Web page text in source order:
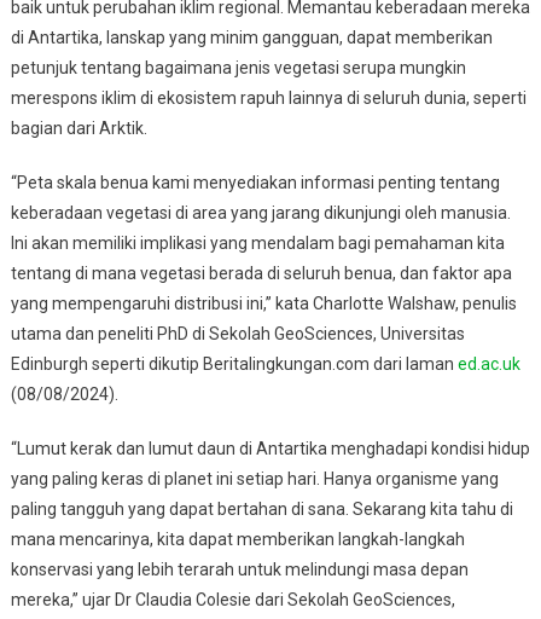
baik untuk perubahan iklim regional. Memantau keberadaan mereka
di Antartika, lanskap yang minim gangguan, dapat memberikan
petunjuk tentang bagaimana jenis vegetasi serupa mungkin
merespons iklim di ekosistem rapuh lainnya di seluruh dunia, seperti
bagian dari Arktik.
“Peta skala benua kami menyediakan informasi penting tentang
keberadaan vegetasi di area yang jarang dikunjungi oleh manusia.
Ini akan memiliki implikasi yang mendalam bagi pemahaman kita
tentang di mana vegetasi berada di seluruh benua, dan faktor apa
yang mempengaruhi distribusi ini,” kata Charlotte Walshaw, penulis
utama dan peneliti PhD di Sekolah GeoSciences, Universitas
Edinburgh seperti dikutip Beritalingkungan.com dari laman ed.ac.uk
(08/08/2024).
“Lumut kerak dan lumut daun di Antartika menghadapi kondisi hidup
yang paling keras di planet ini setiap hari. Hanya organisme yang
paling tangguh yang dapat bertahan di sana. Sekarang kita tahu di
mana mencarinya, kita dapat memberikan langkah-langkah
konservasi yang lebih terarah untuk melindungi masa depan
mereka,” ujar Dr Claudia Colesie dari Sekolah GeoSciences,